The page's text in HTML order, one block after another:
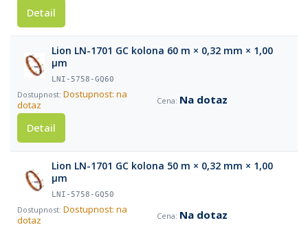
Detail
Lion LN-1701 GC kolona 60 m × 0,32 mm × 1,00
µm
LNI-5758-GQ60
Dostupnost: na
dotaz
Na dotaz
Detail
Lion LN-1701 GC kolona 50 m × 0,32 mm × 1,00
µm
LNI-5758-GQ50
Dostupnost: na
dotaz
Na dotaz